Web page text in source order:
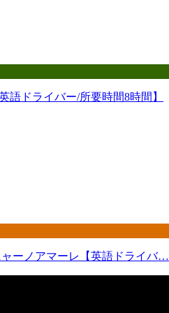
語ドライバー/所要時間8時間】
ーノアマーレ【英語ドライバ…